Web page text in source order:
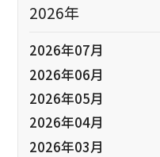
2026年
2026年07月
2026年06月
2026年05月
2026年04月
2026年03月